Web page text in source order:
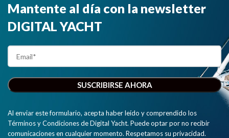
Mantente al día con la newsletter
DIGITAL YACHT
Al enviar este formulario, acepta haber leído y comprendido los
Términos y Condiciones de Digital Yacht. Puede optar por no recibir
comunicaciones en cualquier momento. Respetamos su privacidad.